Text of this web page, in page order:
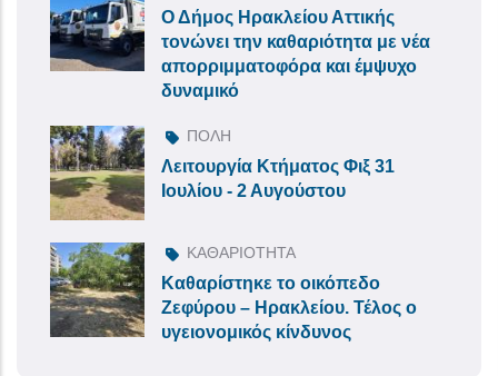
Ο Δήμος Ηρακλείου Αττικής
τονώνει την καθαριότητα με νέα
απορριμματοφόρα και έμψυχο
δυναμικό
ΠΟΛΗ
Λειτουργία Κτήματος Φιξ 31
Ιουλίου - 2 Αυγούστου
ΚΑΘΑΡΙΟΤΗΤΑ
Καθαρίστηκε το οικόπεδο
Ζεφύρου – Ηρακλείου. Τέλος ο
υγειονομικός κίνδυνος